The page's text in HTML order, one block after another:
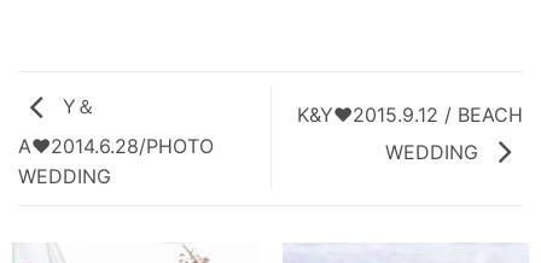
Y＆
A♥2014.6.28/PHOTO
WEDDING
K&Y♥2015.9.12 / BEACH
WEDDING